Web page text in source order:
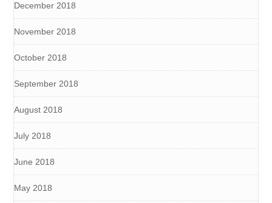
December 2018
November 2018
October 2018
September 2018
August 2018
July 2018
June 2018
May 2018